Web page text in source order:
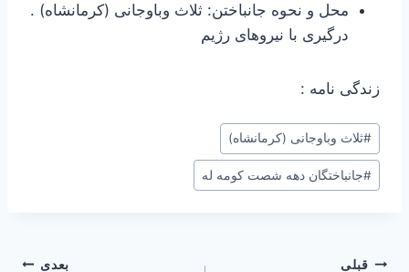
محل و نحوه جانباختن: ثلاث وباوجانی (کرمانشاه) .
درگیری با نیروهای رژیم
زندگی نامه :
برچسب‌های
نوشته:
#ثلاث وباوجانی (کرمانشاه)
#جانباختگان دهه شصت کومه له
قبلی بعدی